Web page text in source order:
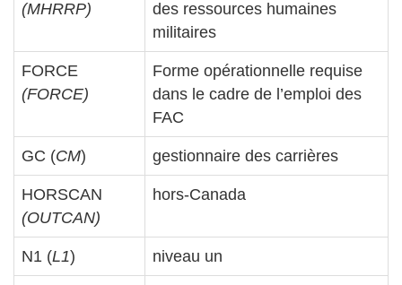
(MHRRP)
des ressources humaines
militaires
FORCE
(FORCE)
Forme opérationnelle requise
dans le cadre de l’emploi des
FAC
GC (CM) gestionnaire des carrières
HORSCAN
(OUTCAN)
hors-Canada
N1 (L1) niveau un